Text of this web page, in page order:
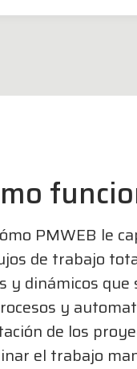
PMWEB le
de trabajo
y dinámicos que
y
de los
el trabajo